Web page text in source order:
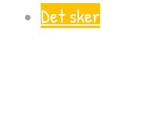
Det sker